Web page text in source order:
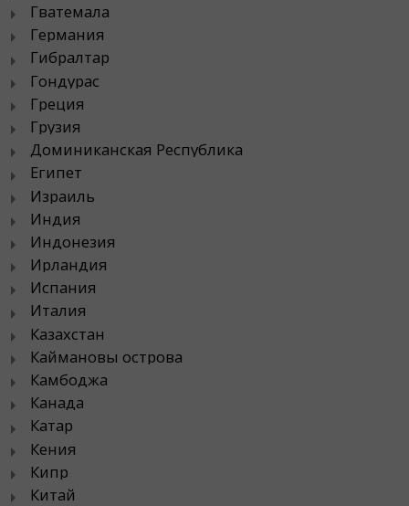
Гватемала
Германия
Гибралтар
Гондурас
Греция
Грузия
Доминиканская Республика
Египет
Израиль
Индия
Индонезия
Ирландия
Испания
Италия
Казахстан
Каймановы острова
Камбоджа
Канада
Катар
Кения
Кипр
Китай